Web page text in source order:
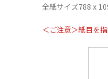
全紙サイズ788 x
＜ご注意＞紙目を